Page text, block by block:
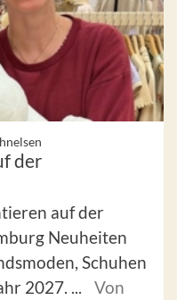
der
auf der
Neuheiten
Schuhen
2027. ...
Von